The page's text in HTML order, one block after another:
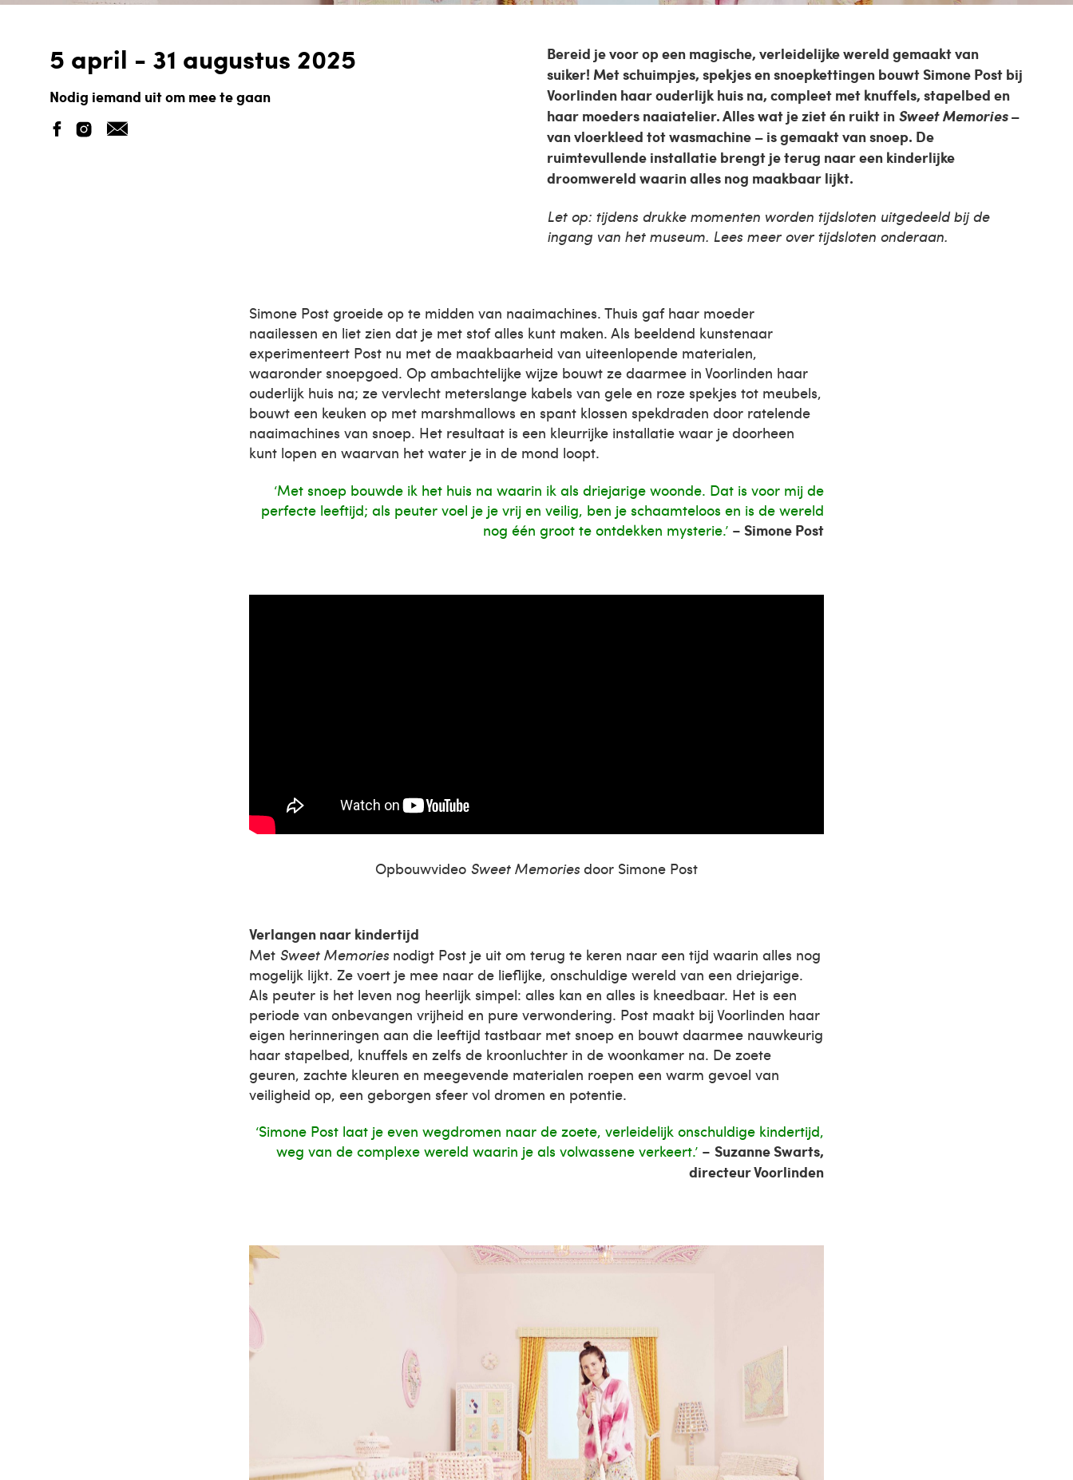
5 april - 31 augustus 2025
Nodig iemand uit om mee te gaan
Bereid je voor op een magische, verleidelijke wereld gemaakt van
suiker! Met schuimpjes, spekjes en snoepkettingen bouwt Simone Post bij
Voorlinden haar ouderlijk huis na, compleet met knuffels, stapelbed en
haar moeders naaiatelier. Alles wat je ziet én ruikt inSweet Memories–
van vloerkleed tot wasmachine – is gemaakt van snoep. De
ruimtevullende installatie brengt je terug naar een kinderlijke
droomwereld waarin alles nog maakbaar lijkt.
Let op: tijdens drukke momenten worden tijdsloten uitgedeeld bij de
ingang van het museum. Lees meer over tijdsloten onderaan.
Simone Post groeide op te midden van naaimachines. Thuis gaf haar moeder
naailessen en liet zien dat je met stof alles kunt maken. Als beeldend kunstenaar
experimenteert Post nu met de maakbaarheid van uiteenlopende materialen,
waaronder snoepgoed. Op ambachtelijke wijze bouwt ze daarmee in Voorlinden haar
ouderlijk huis na; ze vervlecht meterslange kabels van gele en roze spekjes tot meubels,
bouwt een keuken op met marshmallows en spant klossen spekdraden door ratelende
naaimachines van snoep. Het resultaat is een kleurrijke installatie waar je doorheen
kunt lopen en waarvan het water je in de mond loopt.
‘Met snoep bouwde ik het huis na waarin ik als driejarige woonde. Dat is voor mij de
perfecte leeftijd; als peuter voel je je vrij en veilig, ben je schaamteloos en is de wereld
nog één groot te ontdekken mysterie.’ – Simone Post
Opbouwvideo Sweet Memories door Simone Post
Verlangen naar kindertijd
Met Sweet Memories nodigt Post je uit om terug te keren naar een tijd waarin alles nog
mogelijk lijkt. Ze voert je mee naar de lieflijke, onschuldige wereld van een driejarige.
Als peuter is het leven nog heerlijk simpel: alles kan en alles is kneedbaar. Het is een
periode van onbevangen vrijheid en pure verwondering. Post maakt bij Voorlinden haar
eigen herinneringen aan die leeftijd tastbaar met snoep en bouwt daarmee nauwkeurig
haar stapelbed, knuffels en zelfs de kroonluchter in de woonkamer na. De zoete
geuren, zachte kleuren en meegevende materialen roepen een warm gevoel van
veiligheid op, een geborgen sfeer vol dromen en potentie.
‘Simone Post laat je even wegdromen naar de zoete, verleidelijk onschuldige kindertijd,
weg van de complexe wereld waarin je als volwassene verkeert.’ – Suzanne Swarts,
directeur Voorlinden